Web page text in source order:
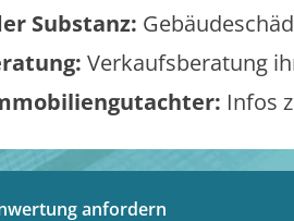
Substanz:
Verkaufsberatung
Infos
anfordern